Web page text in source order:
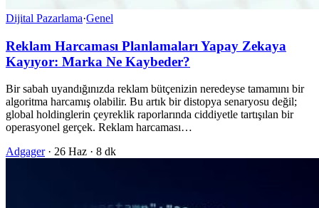
Dijital Pazarlama·Genel
Reklam Harcaması Planlamaları Yapay Zekaya
Kayıyor: Marka Ne Kaybeder?
Bir sabah uyandığınızda reklam bütçenizin neredeyse tamamını bir
algoritma harcamış olabilir. Bu artık bir distopya senaryosu değil;
global holdinglerin çeyreklik raporlarında ciddiyetle tartışılan bir
operasyonel gerçek. Reklam harcaması…
Adgager · 26 Haz · 8 dk